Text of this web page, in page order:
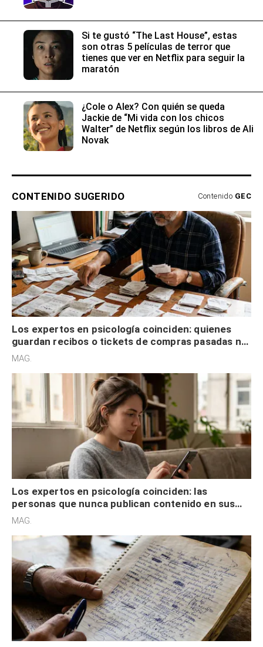
Si te gustó “The Last House”, estas
son otras 5 películas de terror que
tienes que ver en Netflix para seguir la
maratón
¿Cole o Alex? Con quién se queda
Jackie de “Mi vida con los chicos
Walter” de Netflix según los libros de Ali
Novak
CONTENIDO SUGERIDO Contenido GEC
Los expertos en psicología coinciden: quienes
guardan recibos o tickets de compras pasadas no
son acumuladores, sino que tienen necesidad de
MAG.
Los expertos en psicología coinciden: las
personas que nunca publican contenido en sus
redes sociales no pretenden buscar validación
MAG.